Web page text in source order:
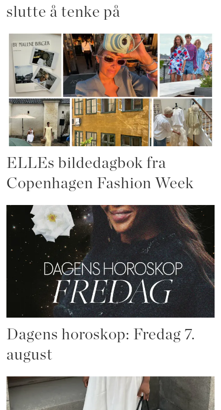
slutte å tenke på
ELLEs bildedagbok fra
Copenhagen Fashion Week
Dagens horoskop: Fredag 7.
august